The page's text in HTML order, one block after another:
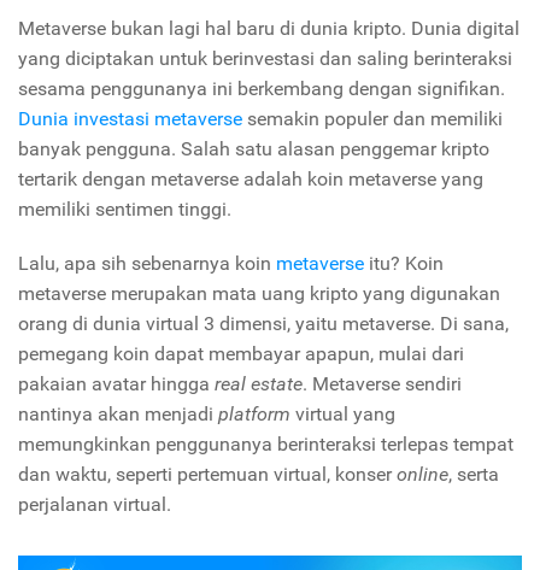
Metaverse bukan lagi hal baru di dunia kripto. Dunia digital
yang diciptakan untuk berinvestasi dan saling berinteraksi
sesama penggunanya ini berkembang dengan signifikan.
Dunia investasi metaverse semakin populer dan memiliki
banyak pengguna. Salah satu alasan penggemar kripto
tertarik dengan metaverse adalah koin metaverse yang
memiliki sentimen tinggi.
Lalu, apa sih sebenarnya koin metaverse itu? Koin
metaverse merupakan mata uang kripto yang digunakan
orang di dunia virtual 3 dimensi, yaitu metaverse. Di sana,
pemegang koin dapat membayar apapun, mulai dari
pakaian avatar hingga real estate. Metaverse sendiri
nantinya akan menjadi platform virtual yang
memungkinkan penggunanya berinteraksi terlepas tempat
dan waktu, seperti pertemuan virtual, konseronline, serta
perjalanan virtual.